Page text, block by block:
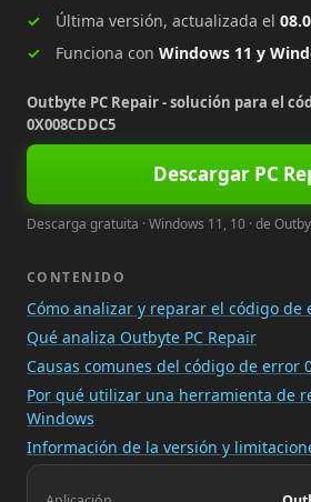
Última versión, actualizada el
Funciona con Windows 11 y
Outbyte PC Repair - solución para el
0X008CDDC5
Descargar PC
Descarga gratuita · Windows 11, 10 · de
CONTENIDO
Cómo analizar y reparar el código de
Qué analiza Outbyte PC Repair
Causas comunes del código de error
Por qué utilizar una herramienta de
Windows
Información de la versión y